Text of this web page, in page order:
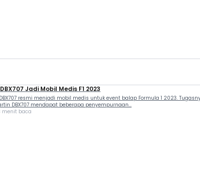
Jadi Mobil Medis F1 2023
resmi menjadi mobil medis untuk event balap Formula 1 2023.
DBX707 mendapat beberapa penyempurnaan...
menit baca